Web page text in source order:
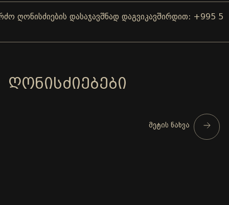
დასაჯავშნად დაგვიკავშირდით: +995 577
ᲦᲝᲜᲘᲡᲫᲘᲔᲑᲔᲑᲘ
მეტის ნახვა